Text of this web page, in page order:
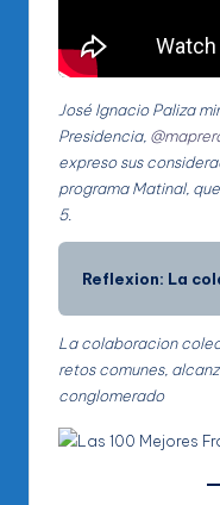
José Ignacio Paliza
Presidencia,
expreso sus
programa Matinal,
5.
Reflexion: La
La colaboracion
retos comunes,
conglomerado